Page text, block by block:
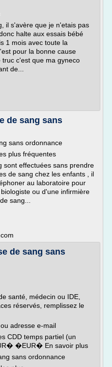
il s'avère que je n'etais pas
halte aux essais bébé
1 mois avec toute la
pour la bonne cause
c'est que ma gyneco
de...
de sang sans
sans ordonnance
plus fréquentes
sont effectuées sans prendre
de sang chez les enfants , il
au laboratoire pour
ou d'une infirmière
sang...
de sang sans
santé, médecin ou IDE,
réservés, remplissez le
adresse e-mail
CDD temps partiel (un
�EUR� En savoir plus
sans ordonnance